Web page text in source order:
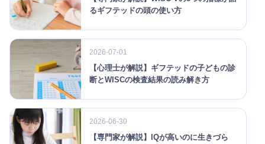
るギフテッドの頭の使い方
2026-07-01
【心理士が解説】ギフテッドの子どもの診
断とWISCの検査結果の読み解き方
2026-06-30
【専門家が解説】IQが高いのに生きづら